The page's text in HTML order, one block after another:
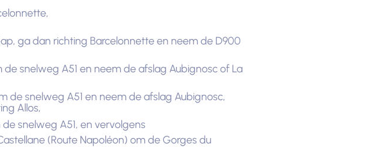
ga dan richting Barcelonnette en neem de D900
de snelweg A51 en neem de afslag Aubignosc of La
de snelweg A51 en neem de afslag Aubignosc,
Allos,
snelweg A51, en vervolgens
(Route Napoléon) om de Gorges du